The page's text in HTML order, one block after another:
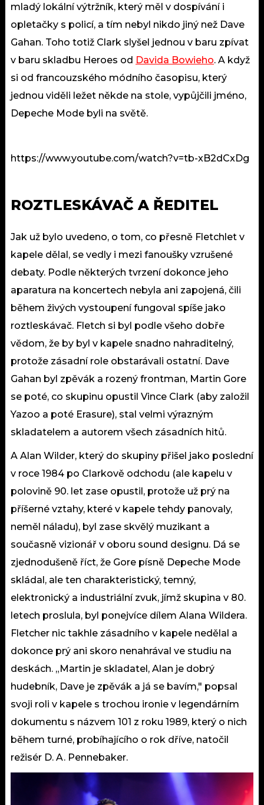
mladý lokální výtržník, který měl v dospívání i
opletačky s policí, a tím nebyl nikdo jiný než Dave
Gahan. Toho totiž Clark slyšel jednou v baru zpívat
v baru skladbu Heroes od Davida Bowieho. A když
si od francouzského módního časopisu, který
jednou viděli ležet někde na stole, vypůjčili jméno,
Depeche Mode byli na světě.
https://www.youtube.com/watch?v=tb-xB2dCxDg
ROZTLESKÁVAČ A ŘEDITEL
Jak už bylo uvedeno, o tom, co přesně Fletchlet v
kapele dělal, se vedly i mezi fanoušky vzrušené
debaty. Podle některých tvrzení dokonce jeho
aparatura na koncertech nebyla ani zapojená, čili
během živých vystoupení fungoval spíše jako
roztleskávač. Fletch si byl podle všeho dobře
vědom, že by byl v kapele snadno nahraditelný,
protože zásadní role obstarávali ostatní. Dave
Gahan byl zpěvák a rozený frontman, Martin Gore
se poté, co skupinu opustil Vince Clark (aby založil
Yazoo a poté Erasure), stal velmi výrazným
skladatelem a autorem všech zásadních hitů.
A Alan Wilder, který do skupiny přišel jako poslední
v roce 1984 po Clarkově odchodu (ale kapelu v
polovině 90. let zase opustil, protože už prý na
příšerné vztahy, které v kapele tehdy panovaly,
neměl náladu), byl zase skvělý muzikant a
současně vizionář v oboru sound designu. Dá se
zjednodušeně říct, že Gore písně Depeche Mode
skládal, ale ten charakteristický, temný,
elektronický a industriální zvuk, jímž skupina v 80.
letech proslula, byl ponejvíce dílem Alana Wildera.
Fletcher nic takhle zásadního v kapele nedělal a
dokonce prý ani skoro nenahrával ve studiu na
deskách. „Martin je skladatel, Alan je dobrý
hudebník, Dave je zpěvák a já se bavím," popsal
svoji roli v kapele s trochou ironie v legendárním
dokumentu s názvem 101 z roku 1989, který o nich
během turné, probíhajícího o rok dříve, natočil
režisér D. A. Pennebaker.